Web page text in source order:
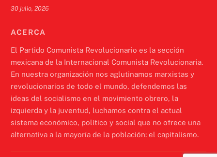
30 julio, 2026
ACERCA
El Partido Comunista Revolucionario es la sección
mexicana de la Internacional Comunista Revolucionaria.
En nuestra organización nos aglutinamos marxistas y
revolucionarios de todo el mundo, defendemos las
ideas del socialismo en el movimiento obrero, la
izquierda y la juventud, luchamos contra el actual
sistema económico, político y social que no ofrece una
alternativa a la mayoría de la población: el capitalismo.